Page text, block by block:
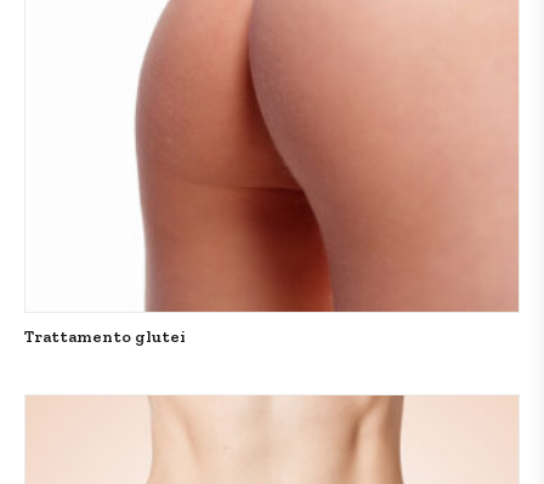
Trattamento glutei